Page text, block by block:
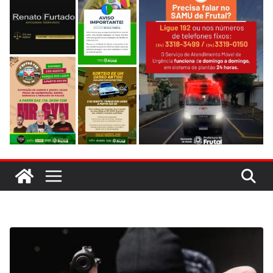
Criminosos invadem casa desabitada e furtam
bicicleta, botijões e utensílios no Centro de Frutal